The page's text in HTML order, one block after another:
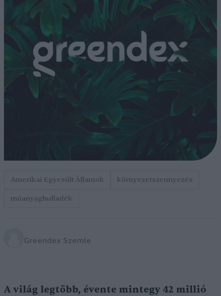
Amerikai Egyesült Államok
környezetszennyezés
műanyaghulladék
Greendex Szemle
A világ legtöbb, évente mintegy 42 millió